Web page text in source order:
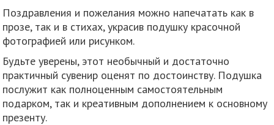
Поздравления и пожелания можно напечатать как в
прозе, так и в стихах, украсив подушку красочной
фотографией или рисунком.
Будьте уверены, этот необычный и достаточно
практичный сувенир оценят по достоинству. Подушка
послужит как полноценным самостоятельным
подарком, так и креативным дополнением к основному
презенту.